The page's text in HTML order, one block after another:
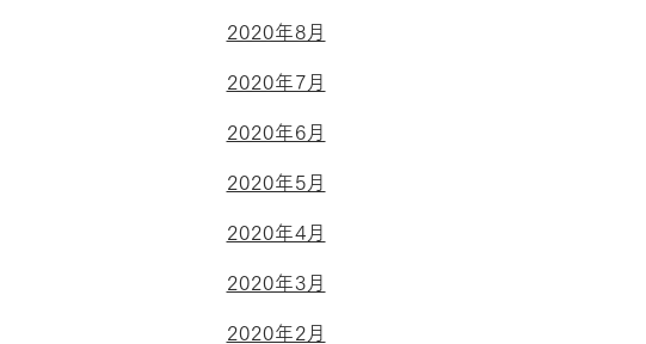
2020年8月
2020年7月
2020年6月
2020年5月
2020年4月
2020年3月
2020年2月